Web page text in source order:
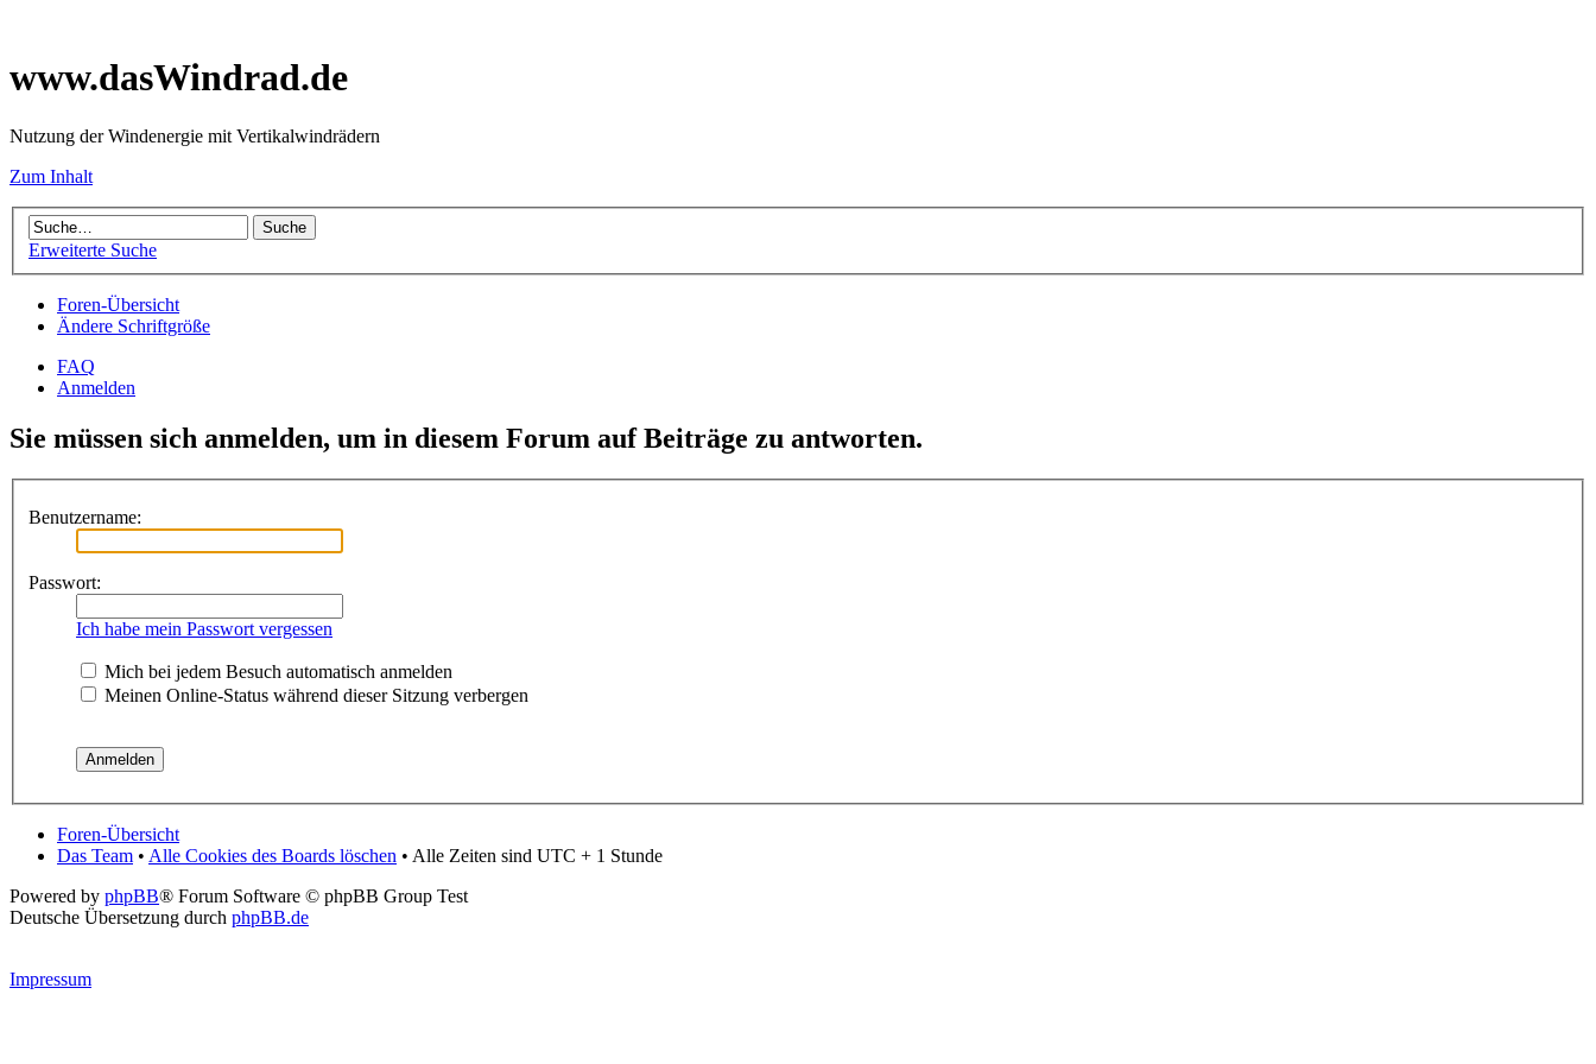
www.dasWindrad.de
Nutzung der Windenergie mit Vertikalwindrädern
Zum Inhalt
Erweiterte Suche
Foren-Übersicht
Ändere Schriftgröße
FAQ
Anmelden
Sie müssen sich anmelden, um in diesem Forum auf Beiträge zu antworten.
Benutzername:
Passwort:
Ich habe mein Passwort vergessen
Mich bei jedem Besuch automatisch anmelden
Meinen Online-Status während dieser Sitzung verbergen
Foren-Übersicht
Das Team • Alle Cookies des Boards löschen • Alle Zeiten sind UTC + 1 Stunde
Powered by phpBB® Forum Software © phpBB Group Test
Deutsche Übersetzung durch phpBB.de
Impressum